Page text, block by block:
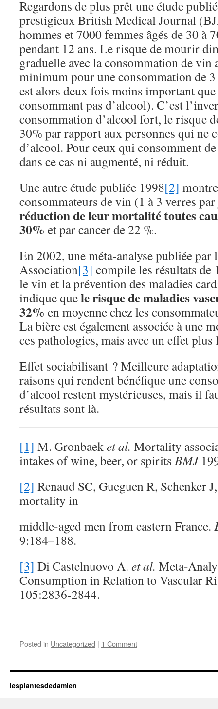
Regardons de plus prêt une étude
prestigieux British Medical Journal
hommes et 7000 femmes âgés de 30 à
pendant 12 ans. Le risque de mourir
graduelle avec la consommation de vin
minimum pour une consommation de
est alors deux fois moins important
consommant pas d’alcool). C’est
consommation d’alcool fort, le risque
30% par rapport aux personnes qui ne
d’alcool. Pour ceux qui consomment
dans ce cas ni augmenté, ni réduit.
Une autre étude publiée 1998[2]
consommateurs de vin (1 à 3 verres
réduction de leur mortalité toutes
30% et par cancer de 22 %.
En 2002, une méta-analyse publiée par
Association[3] compile les résultats de
le vin et la prévention des maladies
indique quele risque de maladies
32%en moyenne chez les
La bière est également associée à une
ces pathologies, mais avec un effet
Effet sociabilisant ? Meilleure
raisons qui rendent bénéfique une
d’alcool restent mystérieuses, mais il
résultats sont là.
[1] M. Gronbaeket al. Mortality
intakes of wine, beer, or spirits BMJ
[2] Renaud SC, Gueguen R, Schenker
mortality in
middle-aged men from eastern France.
9:184–188.
[3] Di Castelnuovo A. et al. Meta-
Consumption in Relation to Vascular
105:2836-2844.
Posted in Uncategorized | 1 Comment
lesplantesdedamien